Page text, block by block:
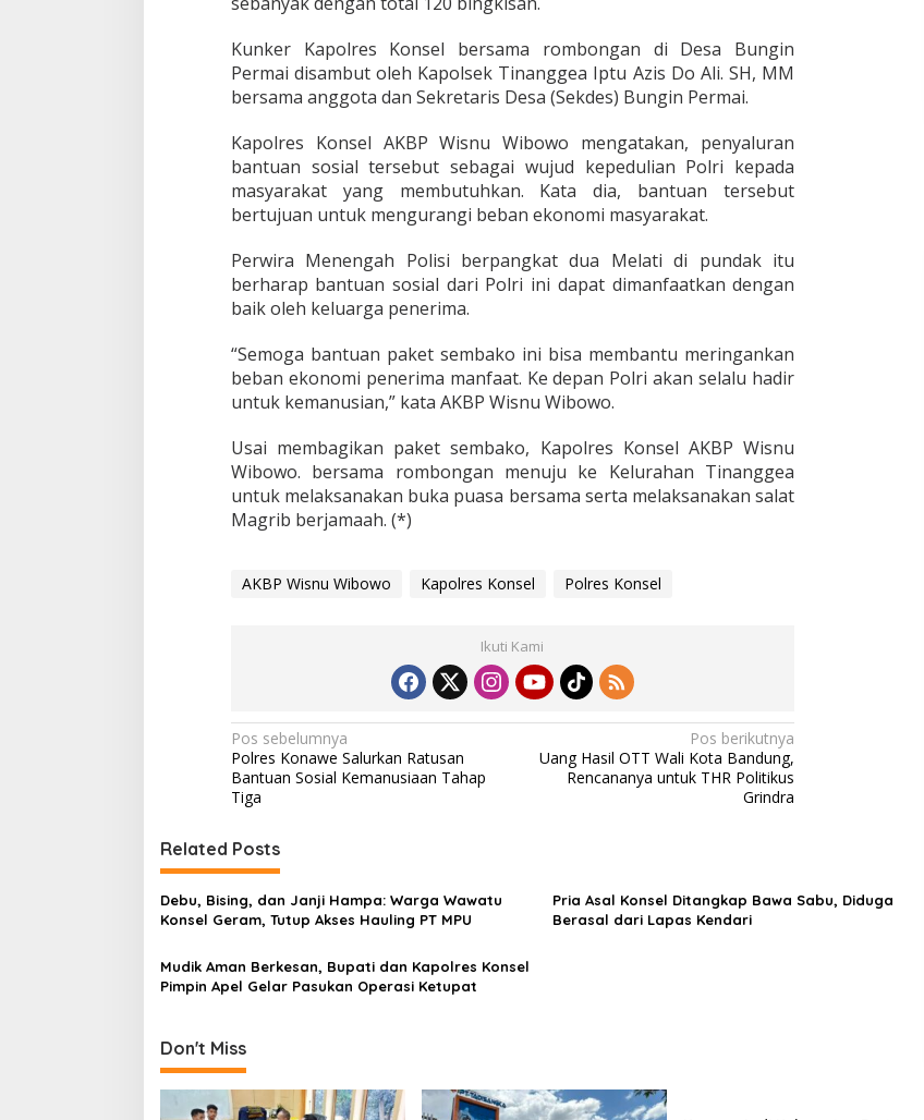
r
a
i
Kunker Kapolres Konsel bersama rombongan di Desa Bungin
Permai disambut oleh Kapolsek Tinanggea Iptu Azis Do Ali. SH, MM
bersama anggota dan Sekretaris Desa (Sekdes) Bungin Permai.
Kapolres Konsel AKBP Wisnu Wibowo mengatakan, penyaluran
bantuan sosial tersebut sebagai wujud kepedulian Polri kepada
masyarakat yang membutuhkan. Kata dia, bantuan tersebut
bertujuan untuk mengurangi beban ekonomi masyarakat.
Perwira Menengah Polisi berpangkat dua Melati di pundak itu
berharap bantuan sosial dari Polri ini dapat dimanfaatkan dengan
baik oleh keluarga penerima.
“Semoga bantuan paket sembako ini bisa membantu meringankan
beban ekonomi penerima manfaat. Ke depan Polri akan selalu hadir
untuk kemanusian,” kata AKBP Wisnu Wibowo.
Usai membagikan paket sembako, Kapolres Konsel AKBP Wisnu
Wibowo. bersama rombongan menuju ke Kelurahan Tinanggea
untuk melaksanakan buka puasa bersama serta melaksanakan salat
Magrib berjamaah. (*)
AKBP Wisnu Wibowo Kapolres Konsel Polres Konsel
Ikuti Kami
N
a
v
i
g
a
s
i
p
s
Pos sebelumnya
Polres Konawe Salurkan Ratusan
Bantuan Sosial Kemanusiaan Tahap
Tiga
Pos berikutnya
Uang Hasil OTT Wali Kota Bandung,
Rencananya untuk THR Politikus
Grindra
Related Posts
Debu, Bising, dan Janji Hampa: Warga Wawatu
Konsel Geram, Tutup Akses Hauling PT MPU
Pria Asal Konsel Ditangkap Bawa Sabu, Diduga
Berasal dari Lapas Kendari
Mudik Aman Berkesan, Bupati dan Kapolres Konsel
Pimpin Apel Gelar Pasukan Operasi Ketupat
Don't Miss